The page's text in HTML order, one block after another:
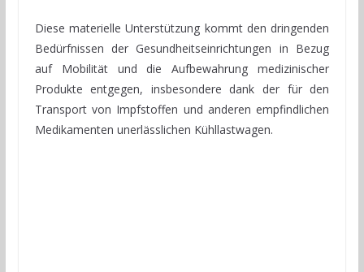
Diese materielle Unterstützung kommt den dringenden
Bedürfnissen der Gesundheitseinrichtungen in Bezug
auf Mobilität und die Aufbewahrung medizinischer
Produkte entgegen, insbesondere dank der für den
Transport von Impfstoffen und anderen empfindlichen
Medikamenten unerlässlichen Kühllastwagen.